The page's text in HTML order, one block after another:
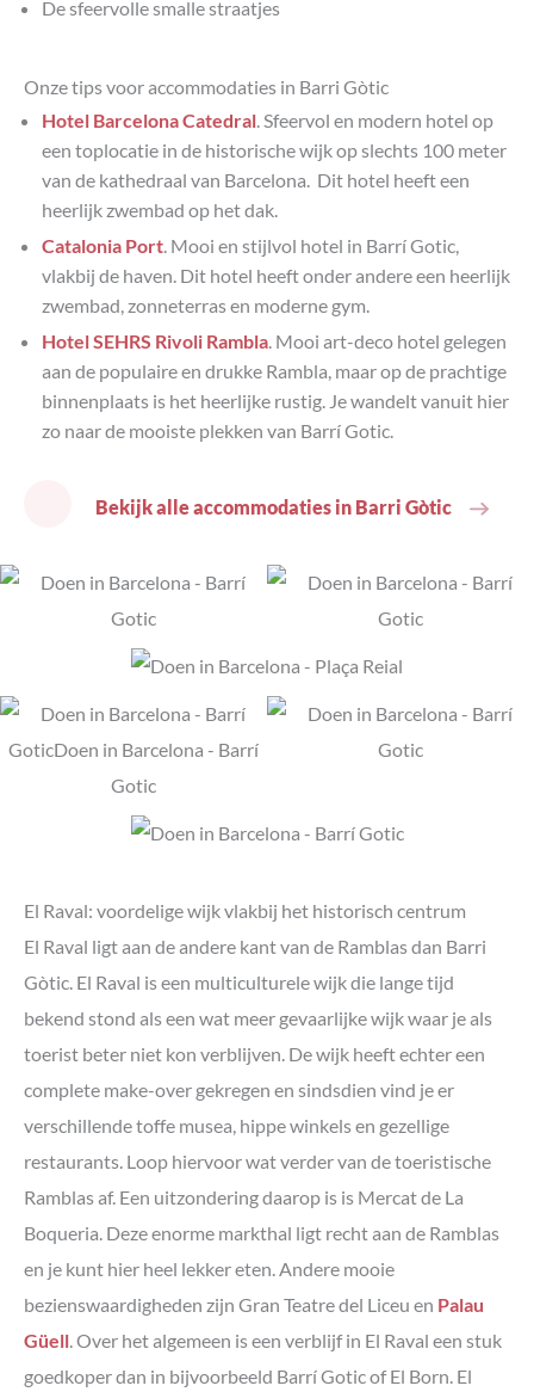
De sfeervolle smalle straatjes
Onze tips voor accommodaties in Barri Gòtic
Hotel Barcelona Catedral . Sfeervol en modern hotel op
een toplocatie in de historische wijk op slechts 100 meter
van de kathedraal van Barcelona. Dit hotel heeft een
heerlijk zwembad op het dak.
Catalonia Port . Mooi en stijlvol hotel in Barrí Gotic,
vlakbij de haven. Dit hotel heeft onder andere een heerlijk
zwembad, zonneterras en moderne gym.
Hotel SEHRS Rivoli Rambla . Mooi art-deco hotel gelegen
aan de populaire en drukke Rambla, maar op de prachtige
binnenplaats is het heerlijke rustig. Je wandelt vanuit hier
zo naar de mooiste plekken van Barrí Gotic.
Bekijk alle accommodaties in Barri Gòtic
El Raval: voordelige wijk vlakbij het historisch centrum
El Raval ligt aan de andere kant van de Ramblas dan Barri
Gòtic. El Raval is een multiculturele wijk die lange tijd
bekend stond als een wat meer gevaarlijke wijk waar je als
toerist beter niet kon verblijven. De wijk heeft echter een
complete make-over gekregen en sindsdien vind je er
verschillende toffe musea, hippe winkels en gezellige
restaurants. Loop hiervoor wat verder van de toeristische
Ramblas af. Een uitzondering daarop is is Mercat de La
Boqueria. Deze enorme markthal ligt recht aan de Ramblas
en je kunt hier heel lekker eten. Andere mooie
bezienswaardigheden zijn Gran Teatre del Liceu en Palau
Güell . Over het algemeen is een verblijf in El Raval een stuk
goedkoper dan in bijvoorbeeld Barrí Gotic of El Born. El